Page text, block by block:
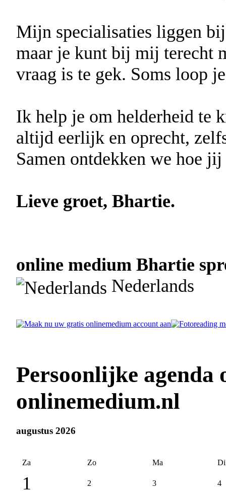
Mijn specialisaties liggen
maar je kunt bij mij terecht
vraag is te gek. Soms loop
Ik help je om helderheid te
altijd eerlijk en oprecht,
Samen ontdekken we hoe
Lieve groet, Bhartie.
online medium Bhartie
Nederlands
Persoonlijke
onlinemedium.nl
augustus 2026
Za Zo Ma Di
1 2 3 4